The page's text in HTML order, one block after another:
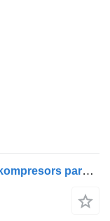
Scania 2022 2157342 pneimatiskais kompresors paredzēts Scania vilcēja